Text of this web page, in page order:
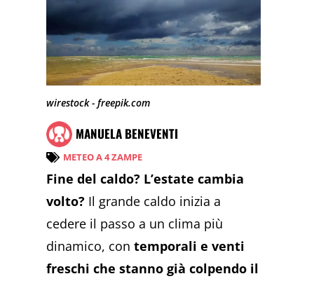
wirestock - freepik.com
MANUELA BENEVENTI
METEO A 4 ZAMPE
Fine del caldo? L’estate cambia
volto? Il grande caldo inizia a
cedere il passo a un clima più
dinamico, contemporali e venti
freschi che stanno già colpendo il